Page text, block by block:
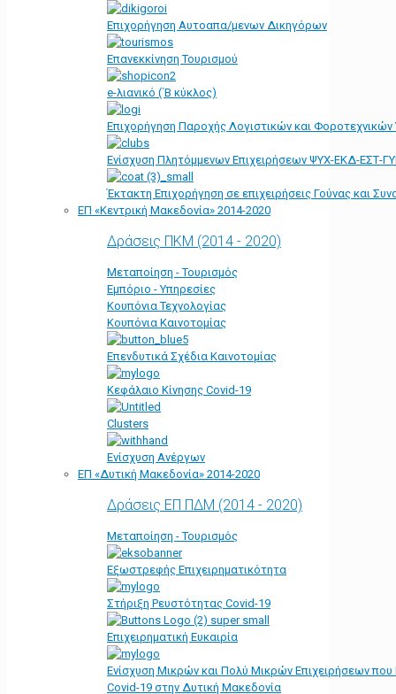
Επιχορήγηση Αυτοαπα/μενων Δικηγόρων
Επανεκκίνηση Τουρισμού
e-λιανικό (΄Β κύκλος)
Επιχορήγηση Παροχής Λογιστικών και
Ενίσχυση Πλητόμμενων Επιχειρήσεων ΨΥΧ-ΕΚΔ-ΕΣΤ-
Έκτακτη Επιχορήγηση σε επιχειρήσεις Γούνας και
ΕΠ «Kεντρική Μακεδονία» 2014-2020
Δράσεις ΠΚΜ (2014 - 2020)
Μεταποίηση - Τουρισμός
Εμπόριο - Υπηρεσίες
Κουπόνια Τεχνολογίας
Κουπόνια Καινοτομίας
Επενδυτικά Σχέδια Καινοτομίας
Κεφάλαιο Κίνησης Covid-19
Clusters
Ενίσχυση Ανέργων
ΕΠ «Δυτική Μακεδονία» 2014-2020
Δράσεις ΕΠ ΠΔΜ (2014 - 2020)
Μεταποίηση - Τουρισμός
Εξωστρεφής Επιχειρηματικότητα
Στήριξη Ρευστότητας Covid-19
Επιχειρηματική Ευκαιρία
Ενίσχυση Μικρών και Πολύ Μικρών Επιχειρήσεων
Covid-19 στην Δυτική Μακεδονία